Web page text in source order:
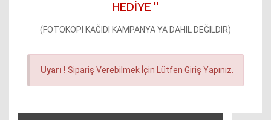
HEDİYE ''
(FOTOKOPİ KAĞIDI KAMPANYA YA DAHİL DEĞİLDİR)
Uyarı ! Sipariş Verebilmek İçin Lütfen Giriş Yapınız.